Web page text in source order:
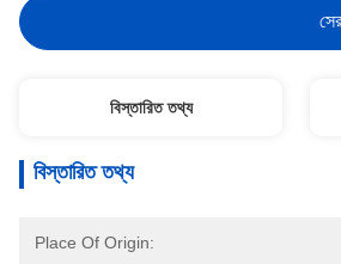
বিস্তারিত তথ্য
বিস্তারিত তথ্য
Place Of Origin: